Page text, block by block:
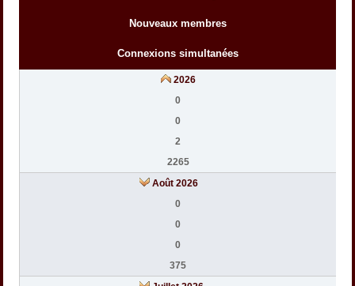
Nouveaux membres
Connexions simultanées
2026
0
0
2
2265
Août 2026
0
0
0
375